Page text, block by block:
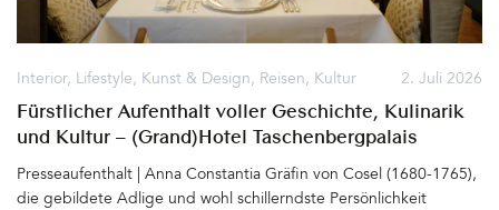
2. Juli 2026
Interior, Lifestyle, Kunst & Design, Reisen, Kultur
Fürstlicher Aufenthalt voller Geschichte, Kulinarik
und Kultur – (Grand)Hotel Taschenbergpalais
Kempinski Dresden
Presseaufenthalt | Anna Constantia Gräfin von Cosel (1680-1765),
die gebildete Adlige und wohl schillerndste Persönlichkeit